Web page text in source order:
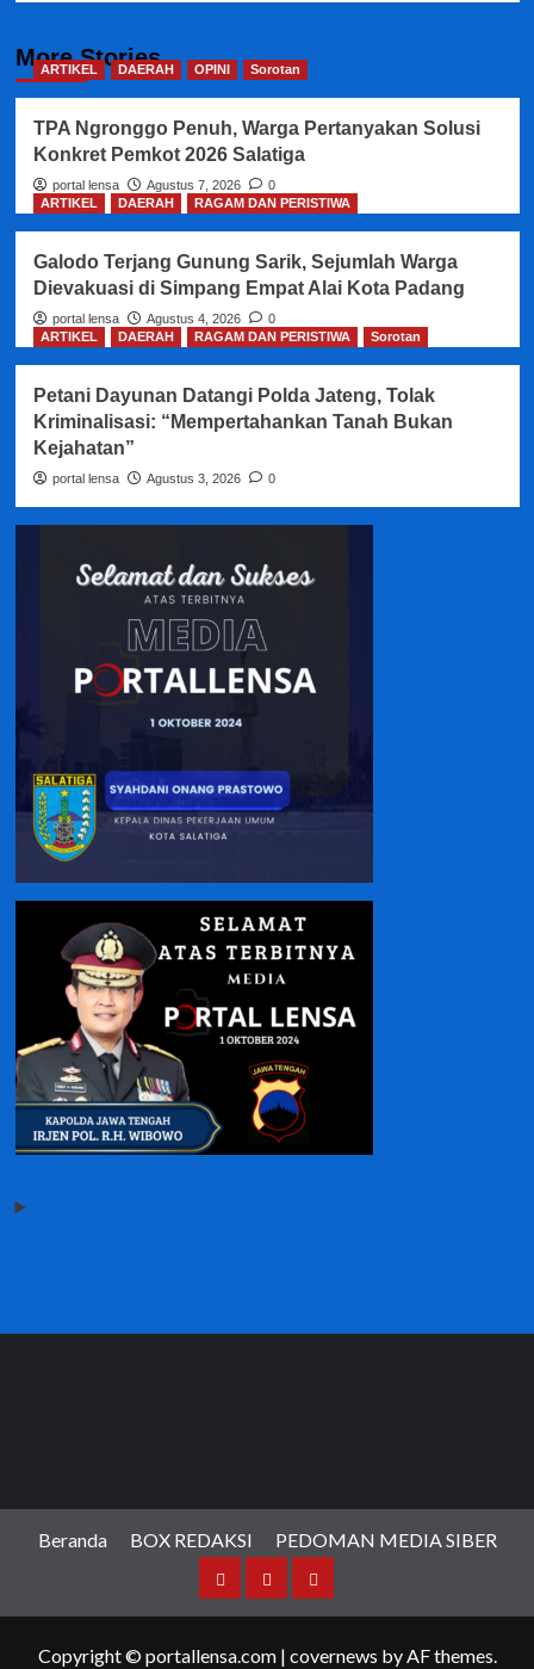
More Stories
ARTIKEL DAERAH OPINI Sorotan
TPA Ngronggo Penuh, Warga Pertanyakan Solusi
Konkret Pemkot 2026 Salatiga
portal lensa Agustus 7, 2026
0
ARTIKEL
DAERAH RAGAM DAN PERISTIWA
Galodo Terjang Gunung Sarik, Sejumlah Warga
Dievakuasi di Simpang Empat Alai Kota Padang
portal lensa Agustus 4, 2026
0
ARTIKEL
DAERAH RAGAM DAN PERISTIWA Sorotan
Petani Dayunan Datangi Polda Jateng, Tolak
Kriminalisasi: “Mempertahankan Tanah Bukan
Kejahatan”
portal lensa Agustus 3, 2026 0